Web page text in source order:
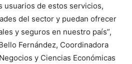
usuarios de estos servicios,
del sector y puedan ofrecer
y seguros en nuestro país”,
Fernández, Coordinadora
y Ciencias Económicas